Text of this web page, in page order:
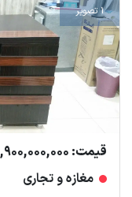
1 تصویر
قیمت: 5,900,000,000 تومان
مغازه و تجاری